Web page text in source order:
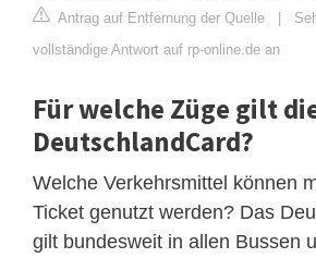
Antrag auf Entfernung der Quelle |
vollständige Antwort auf rp-online.de an
Für welche Züge gilt
DeutschlandCard?
Welche Verkehrsmittel können
Ticket genutzt werden? Das
gilt bundesweit in allen Bussen